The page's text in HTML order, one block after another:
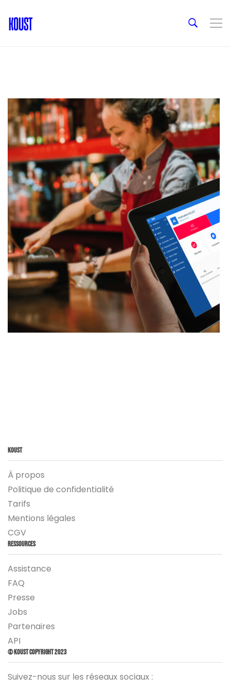
Koust
À propos
Politique de confidentialité
Tarifs
Mentions légales
CGV
Ressources
Assistance
FAQ
Presse
Jobs
Partenaires
API
© Koust Copyright 2023
Suivez-nous sur les réseaux sociaux :